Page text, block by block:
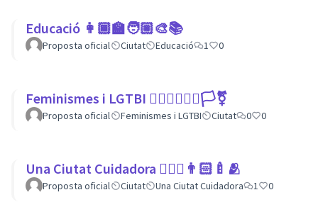
Educació 👩🏾‍🏫🧑🏼‍🎨📚
Proposta oficial Ciutat Educació 1 0
Feminismes i LGTBI 💁🏽‍♀👩‍❤️‍👩🏳️‍⚧️
Proposta oficial Feminismes i LGTBI Ciutat 0 0
Una Ciutat Cuidadora 💆🏾‍♀️👨🏻‍🍼🫂
Proposta oficial Ciutat Una Ciutat Cuidadora 1 0